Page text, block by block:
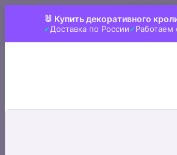
🐰 Купить декоративного
Доставка по России Работаем